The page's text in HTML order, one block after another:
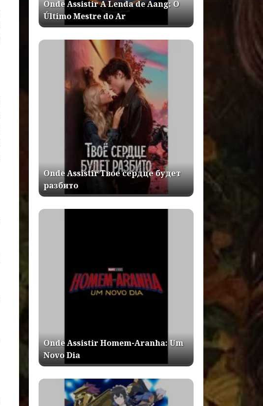
Onde Assistir A Lenda de Aang: O
Último Mestre do Ar
Onde Assistir Твое сердце будет
разбито
Onde Assistir Homem-Aranha: Um
Novo Dia